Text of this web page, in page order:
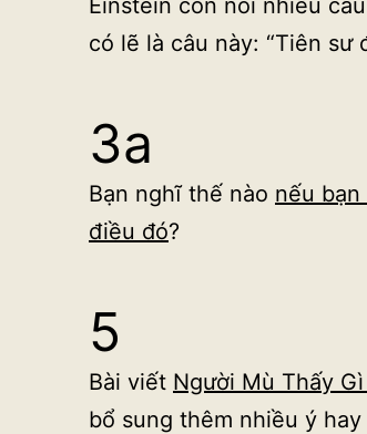
Einstein còn nói nhiều
có lẽ là câu này: “Tiên sư
3a
Bạn nghĩ thế nào nếu
điều đó?
5
Bài viết Người Mù Thấy
bổ sung thêm nhiều ý